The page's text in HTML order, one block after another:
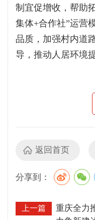
制宜促增收，帮助
集体+合作社”运营
品质，加强村内道
导，推动人居环境
返回首页
分享到：
上一篇
重庆全力